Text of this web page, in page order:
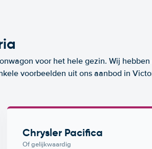
voor het hele gezin. Wij
voorbeelden uit ons aanbod in
Chrysler Pacifica
Of gelijkwaardig